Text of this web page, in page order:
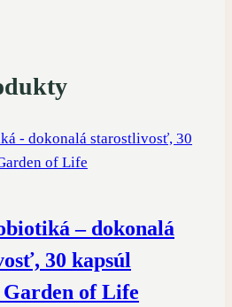
– dokonalá
30 kapsúl
of Life